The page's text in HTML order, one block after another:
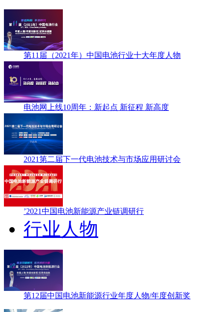
第11届（2021年）中国电池行业十大年度人物
电池网上线10周年：新起点 新征程 新高度
2021第二届下一代电池技术与市场应用研讨会
’2021中国电池新能源产业链调研行
行业人物
第12届中国电池新能源行业年度人物/年度创新奖